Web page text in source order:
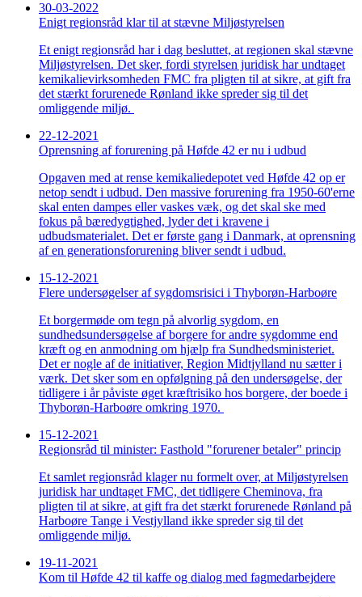
30-03-2022
Enigt regionsråd klar til at stævne Miljøstyrelsen
Et enigt regionsråd har i dag besluttet, at regionen skal stævne
Miljøstyrelsen. Det sker, fordi styrelsen juridisk har undtaget
kemikalievirksomheden FMC fra pligten til at sikre, at gift fra
det stærkt forurenede Rønland ikke spreder sig til det
omliggende miljø.
22-12-2021
Oprensning af forurening på Høfde 42 er nu i udbud
Opgaven med at rense kemikaliedepotet ved Høfde 42 op er
netop sendt i udbud. Den massive forurening fra 1950-60'erne
skal enten dampes eller vaskes væk, og det skal ske med
fokus på bæredygtighed, lyder det i kravene i
udbudsmaterialet. Det er første gang i Danmark, at oprensning
af en generationsforurening bliver sendt i udbud.
15-12-2021
Flere undersøgelser af sygdomsrisici i Thyborøn-Harboøre
Et borgermøde om tegn på alvorlig sygdom, en
sundhedsundersøgelse af borgere for andre sygdomme end
kræft og en anmodning om hjælp fra Sundhedsministeriet.
Det er nogle af de initiativer, Region Midtjylland nu sætter i
værk. Det sker som en opfølgning på den undersøgelse, der
tidligere i år påviste øget kræftrisiko hos borgere, der boede i
Thyborøn-Harboøre omkring 1970.
15-12-2021
Regionsråd til minister: Fasthold "forurener betaler" princip
Et samlet regionsråd klager nu formelt over, at Miljøstyrelsen
juridisk har undtaget FMC, det tidligere Cheminova, fra
pligten til at sikre, at gift fra det stærkt forurenede Rønland på
Harboøre Tange i Vestjylland ikke spreder sig til det
omliggende miljø.
19-11-2021
Kom til Høfde 42 til kaffe og dialog med fagmedarbejdere